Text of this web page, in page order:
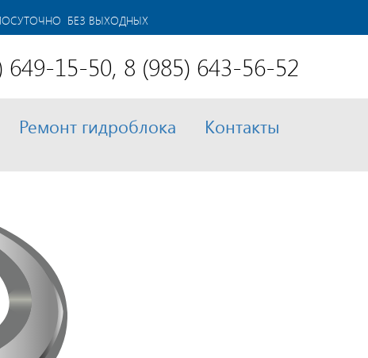
БЕЗ ВЫХОДНЫХ
649-15-50, 8 (985) 643-56-52
Ремонт гидроблока Контакты